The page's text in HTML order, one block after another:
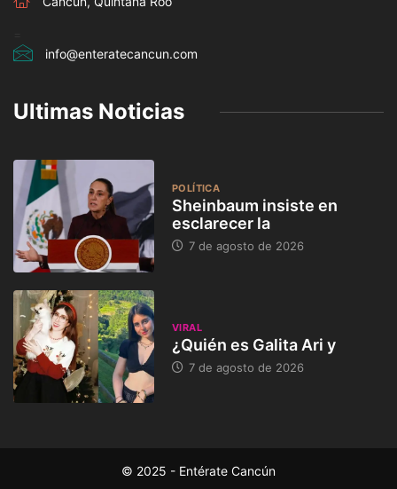
info@enteratecancun.com
Ultimas Noticias
POLÍTICA
Sheinbaum insiste en
esclarecer la
7 de agosto de 2026
VIRAL
¿Quién es Galita Ari y
7 de agosto de 2026
© 2025 - Entérate Cancún